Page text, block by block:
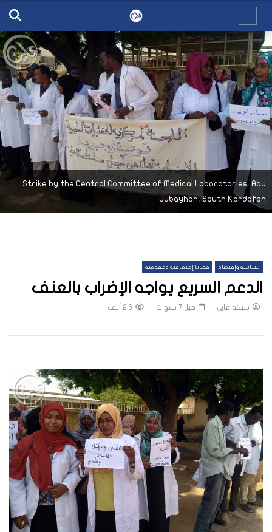
Strike by the Central Committee of Medical Laboratories, Abu
Jubayhah, South Kordofan
سياسة وإقتصاد قضايا إجتماعية وحقوقية
الدعم السريع يواجه الإضراب بالعنف
شبكة عاين قبل 7 سنوات 2.6 ألف